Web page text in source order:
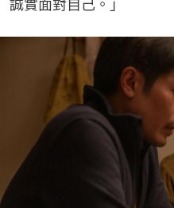
誠實面對自己。」